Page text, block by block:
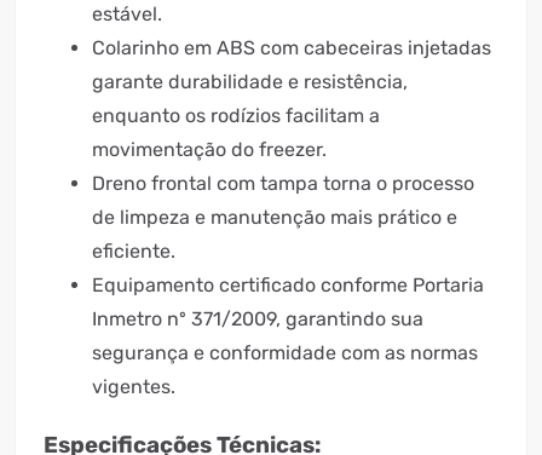
estável.
Colarinho em ABS com cabeceiras injetadas
garante durabilidade e resistência,
enquanto os rodízios facilitam a
movimentação do freezer.
Dreno frontal com tampa torna o processo
de limpeza e manutenção mais prático e
eficiente.
Equipamento certificado conforme Portaria
Inmetro nº 371/2009, garantindo sua
segurança e conformidade com as normas
vigentes.
Especificações Técnicas: